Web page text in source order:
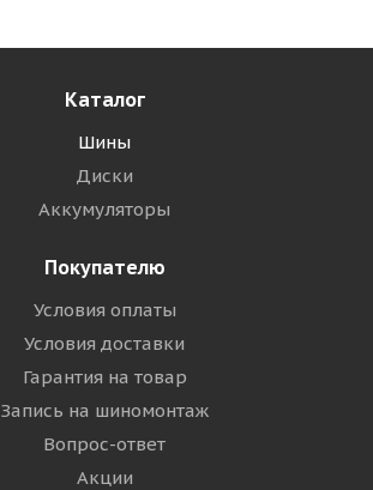
Каталог
Шины
Диски
Аккумуляторы
Покупателю
Условия оплаты
Условия доставки
Гарантия на товар
Запись на шиномонтаж
Вопрос-ответ
Акции